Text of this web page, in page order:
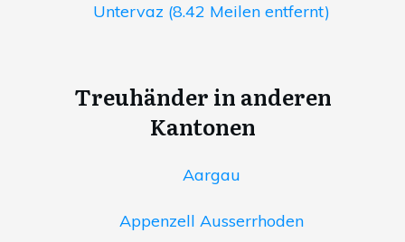
Untervaz (8.42 Meilen entfernt)
Treuhänder in anderen
Kantonen
Aargau
Appenzell Ausserrhoden